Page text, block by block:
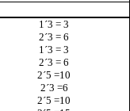
1 ´3 = 3
2´3 = 6
1 ´3 = 3
2´3 = 6
2´5 =10
2´3 =6
2´5 =10